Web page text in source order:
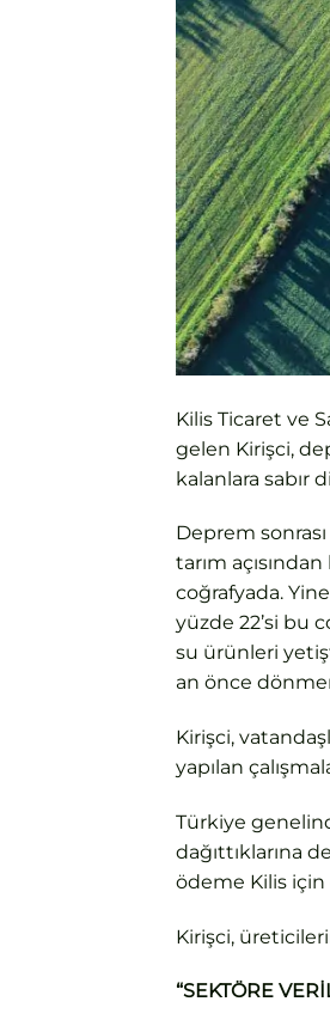
Kilis Ticaret ve
gelen Kirişci,
kalanlara sabır
Deprem
tarım
coğrafyada.
yüzde 22’si bu
su ürünleri
an önce
Kirişci,
yapılan
Türkiye
dağıttıklarına
ödeme Kilis
Kirişci,
“SEKTÖRE